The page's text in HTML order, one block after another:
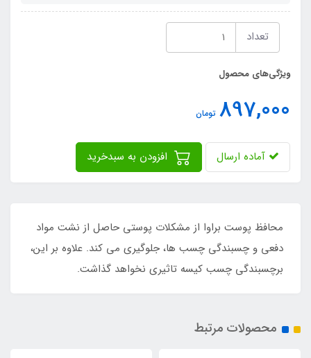
تعداد
ویژگی‌های محصول
897,000 تومان
آماده ارسال
محافظ پوست براوا از مشکلات پوستی حاصل از نشت مواد
دفعی و چسبندگی چسب ها، جلوگیری می کند. علاوه بر این،
برچسبندگی چسب کیسه تاثیری نخواهد گذاشت.
محصولات مرتبط